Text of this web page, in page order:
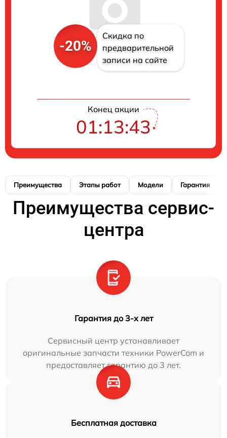
-20%
Скидка по
предварительной
записи на сайте
Конец акции
01:13:42
Преимущества Этапы работ Модели Гарантия
Преимущества сервис-
центра
Гарантия до 3-х лет
Сервисный центр устанавливает
оригинальные запчасти техники PowerCom и
предоставляет гарантию до 3 лет.
Бесплатная доставка